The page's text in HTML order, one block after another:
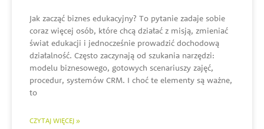
Jak zacząć biznes edukacyjny? To pytanie zadaje sobie
coraz więcej osób, które chcą działać z misją, zmieniać
świat edukacji i jednocześnie prowadzić dochodową
działalność. Często zaczynają od szukania narzędzi:
modelu biznesowego, gotowych scenariuszy zajęć,
procedur, systemów CRM. I choć te elementy są ważne,
to
CZYTAJ WIĘCEJ »